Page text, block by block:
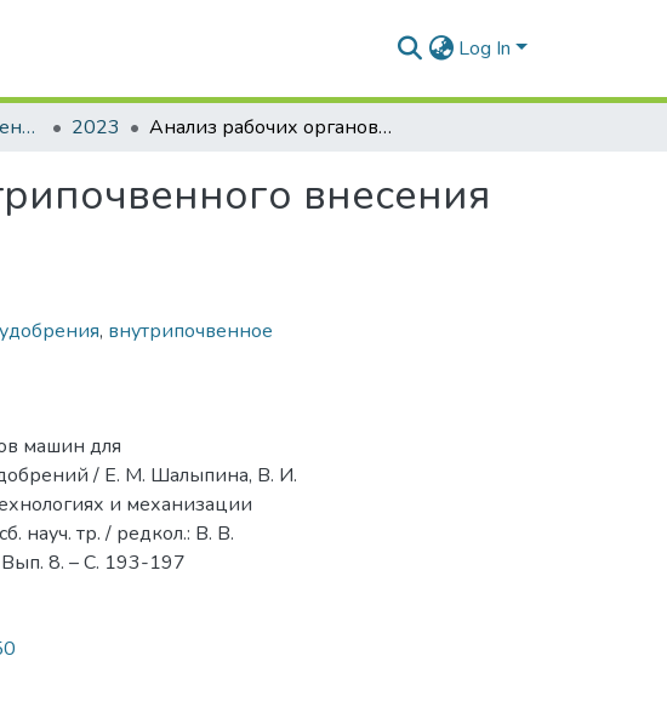
Log In
Инновационные решения в технологиях и механизации сельскохозяйственного производства 2023 Анализ рабочих органов машин для внутрипочвенного внесения жидких удобрений
внесения
, внутрипочвенное
машин для
/ Е. М. Шалыпина, В. И.
и механизации
науч. тр. / редкол.: В. В.
8. – С. 193-197